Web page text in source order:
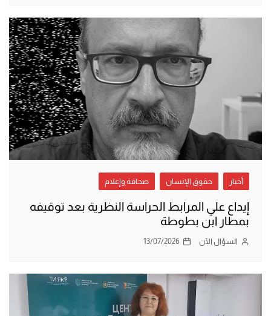
أخبار حقوق الإنسان صحافة وإعلام
إيداع علي المرابط الحراسة النظرية بعد توقيفه
بمطار ابن بطوطة
السؤال الآن 13/07/2026